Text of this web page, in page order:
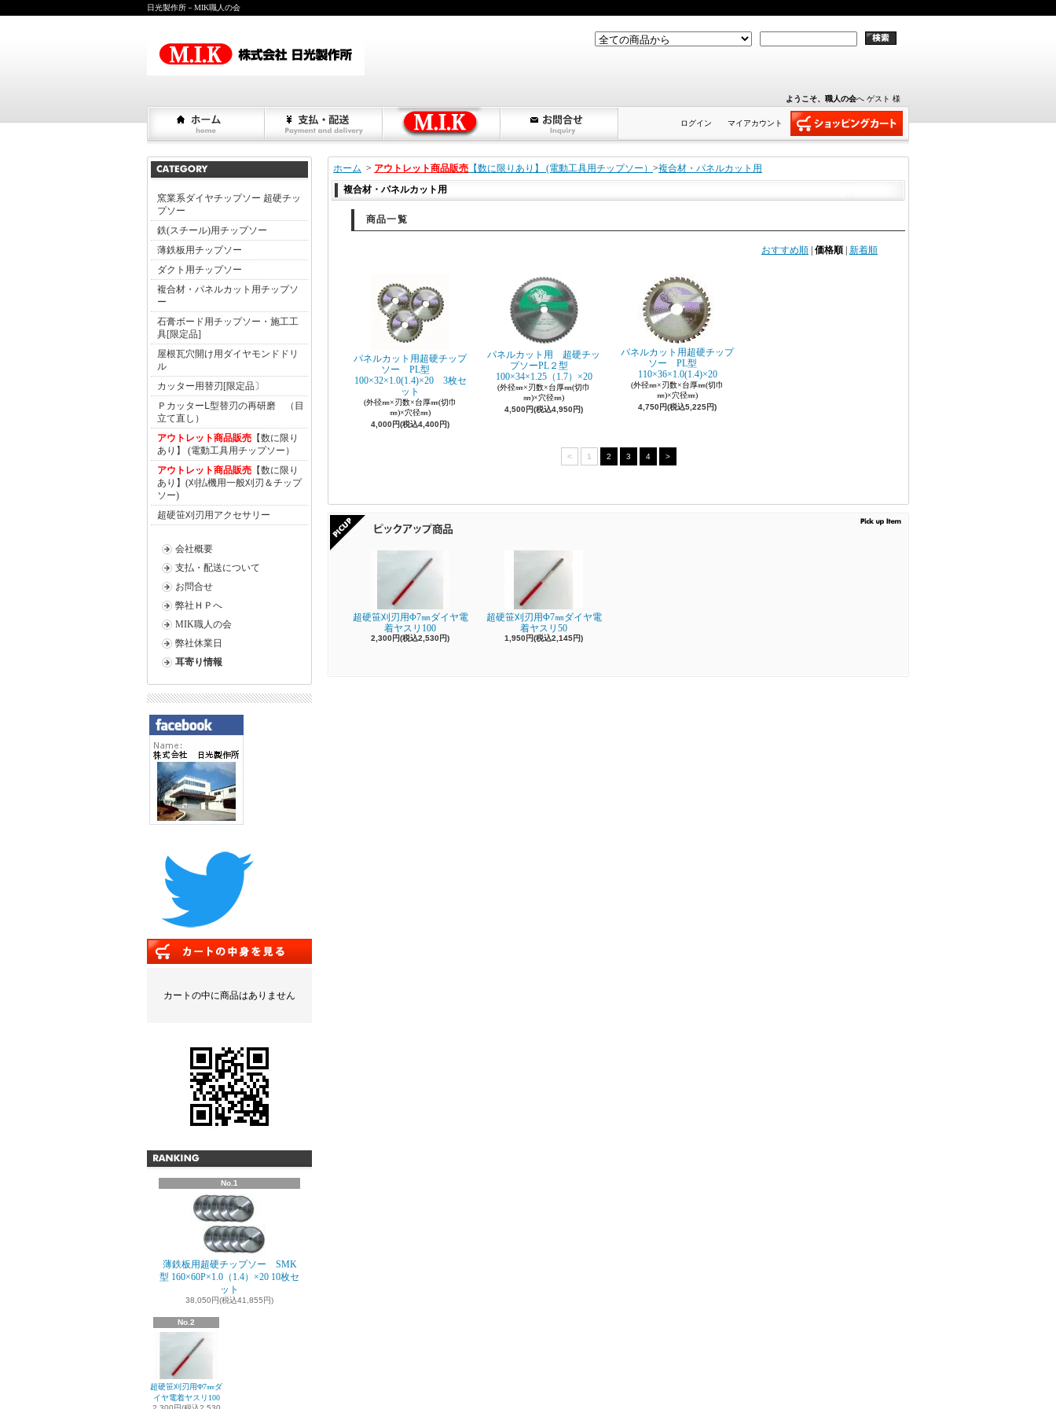
日光製作所－MIK職人の会
ようこそ、職人の会へ ゲスト 様
マイアカウント
ログイン
窯業系ダイヤチップソー 超硬チッ
プソー
鉄(スチール)用チップソー
薄鉄板用チップソー
ダクト用チップソー
複合材・パネルカット用チップソ
ー
石膏ボード用チップソー・施工工
具[限定品]
屋根瓦穴開け用ダイヤモンドドリ
ル
カッター用替刃[限定品〕
ＰカッターⅬ型替刃の再研磨 （目
立て直し）
アウトレット商品販売 【数に限り
あり】 (電動工具用チップソー）
アウトレット商品販売 【数に限り
あり】(刈払機用一般刈刃＆チップ
ソー)
超硬笹刈刃用アクセサリー
会社概要
支払・配送について
お問合せ
弊社ＨＰへ
MIK職人の会
弊社休業日
耳寄り情報
カートの中に商品はありません
No.1
薄鉄板用超硬チップソー SMK
型 160×60P×1.0（1.4）×20 10枚セ
ット
38,050円(税込41,855円)
No.2
超硬笹刈刃用Φ7㎜ダ
イヤ電着ヤスリ100
ホーム > アウトレット商品販売 【数に限りあり】 (電動工具用チップソー） >複合材・パネルカット用
複合材・パネルカット用
商品一覧
おすすめ順 価格順 新着順
パネルカット用超硬チップ
ソー PL型
100×32×1.0(1.4)×20 3枚セ
ット
(外径㎜×刃数×台厚㎜(切巾
㎜)×穴径㎜)
4,000円(税込4,400円)
パネルカット用 超硬チッ
プソーPL２型
100×34×1.25（1.7）×20
(外径㎜×刃数×台厚㎜(切巾
㎜)×穴径㎜)
4,500円(税込4,950円)
パネルカット用超硬チップ
ソー PL型
110×36×1.0(1.4)×20
(外径㎜×刃数×台厚㎜(切巾
㎜)×穴径㎜)
4,750円(税込5,225円)
< 1 2 3 4 >
超硬笹刈刃用Φ7㎜ダイヤ電
着ヤスリ100
2,300円(税込2,530円)
超硬笹刈刃用Φ7㎜ダイヤ電
着ヤスリ50
1,950円(税込2,145円)